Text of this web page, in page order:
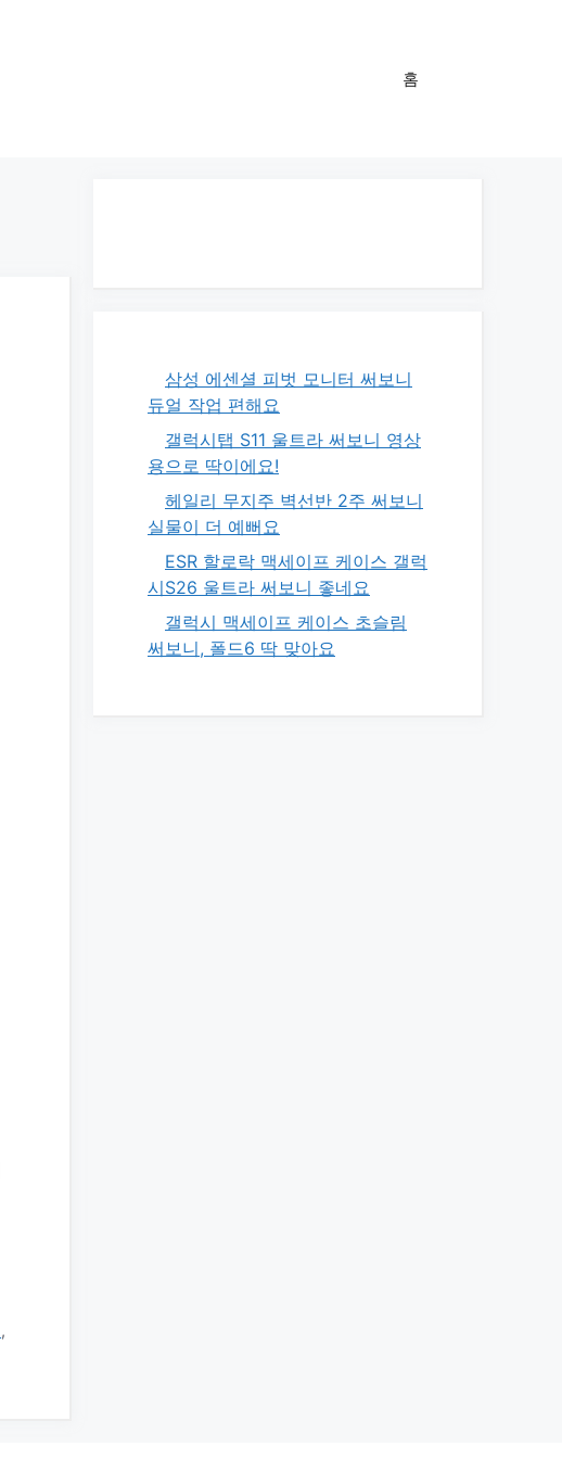
홈
,
삼성 에센셜 피벗 모니터 써보니
듀얼 작업 편해요
갤럭시탭 S11 울트라 써보니 영상
용으로 딱이에요!
헤일리 무지주 벽선반 2주 써보니
실물이 더 예뻐요
ESR 할로락 맥세이프 케이스 갤럭
시S26 울트라 써보니 좋네요
갤럭시 맥세이프 케이스 초슬림
써보니, 폴드6 딱 맞아요